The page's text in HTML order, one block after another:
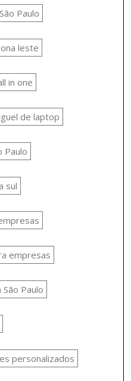
Paulo
leste
in one
de laptop
Paulo
sul
empresas
Paulo
personalizados